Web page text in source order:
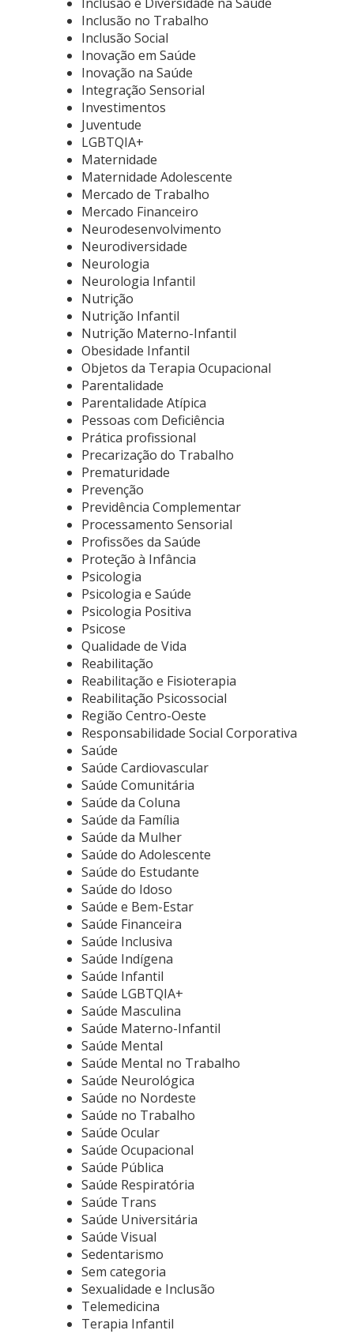
Inclusão no Trabalho
Inclusão Social
Inovação em Saúde
Inovação na Saúde
Integração Sensorial
Investimentos
Juventude
LGBTQIA+
Maternidade
Maternidade Adolescente
Mercado de Trabalho
Mercado Financeiro
Neurodesenvolvimento
Neurodiversidade
Neurologia
Neurologia Infantil
Nutrição
Nutrição Infantil
Nutrição Materno-Infantil
Obesidade Infantil
Objetos da Terapia Ocupacional
Parentalidade
Parentalidade Atípica
Pessoas com Deficiência
Prática profissional
Precarização do Trabalho
Prematuridade
Prevenção
Previdência Complementar
Processamento Sensorial
Profissões da Saúde
Proteção à Infância
Psicologia
Psicologia e Saúde
Psicologia Positiva
Psicose
Qualidade de Vida
Reabilitação
Reabilitação e Fisioterapia
Reabilitação Psicossocial
Região Centro-Oeste
Responsabilidade Social Corporativa
Saúde
Saúde Cardiovascular
Saúde Comunitária
Saúde da Coluna
Saúde da Família
Saúde da Mulher
Saúde do Adolescente
Saúde do Estudante
Saúde do Idoso
Saúde e Bem-Estar
Saúde Financeira
Saúde Inclusiva
Saúde Indígena
Saúde Infantil
Saúde LGBTQIA+
Saúde Masculina
Saúde Materno-Infantil
Saúde Mental
Saúde Mental no Trabalho
Saúde Neurológica
Saúde no Nordeste
Saúde no Trabalho
Saúde Ocular
Saúde Ocupacional
Saúde Pública
Saúde Respiratória
Saúde Trans
Saúde Universitária
Saúde Visual
Sedentarismo
Sem categoria
Sexualidade e Inclusão
Telemedicina
Terapia Infantil